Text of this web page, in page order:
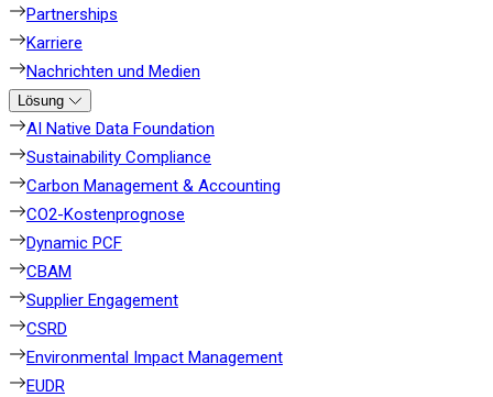
Partnerships
Karriere
Nachrichten und Medien
Lösung
AI Native Data Foundation
Sustainability Compliance
Carbon Management & Accounting
CO2-Kostenprognose
Dynamic PCF
CBAM
Supplier Engagement
CSRD
Environmental Impact Management
EUDR